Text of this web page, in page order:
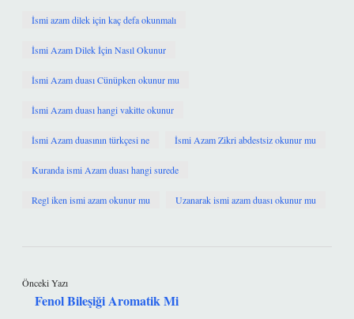
İsmi azam dilek için kaç defa okunmalı
İsmi Azam Dilek İçin Nasıl Okunur
İsmi Azam duası Cünüpken okunur mu
İsmi Azam duası hangi vakitte okunur
İsmi Azam duasının türkçesi ne İsmi Azam Zikri abdestsiz okunur mu
Kuranda ismi Azam duası hangi surede
Regl iken ismi azam okunur mu Uzanarak ismi azam duası okunur mu
Önceki Yazı
Fenol Bileşiği Aromatik Mi